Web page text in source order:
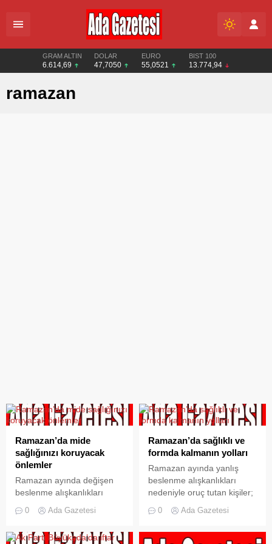
GRAM ALTIN
6.614,69
DOLAR
47,7050
EURO
55,0521
BIST 100
13.774,94
ramazan
Ramazan’da mide
sağlığınızı koruyacak
önlemler
Ramazan ayında değişen
beslenme alışkanlıkları
korumak önem kazanıyor.
beslenmek, sindirim
0 Ada Gazetesi
Ramazan’da sağlıklı ve
formda kalmanın yolları
Ramazan ayında yanlış
beslenme alışkanlıkları
nedeniyle oruç tutan kişiler;
ülser, reflü, gastrit ve
karşı karşıya kalabiliyor.
0 Ada Gazetesi